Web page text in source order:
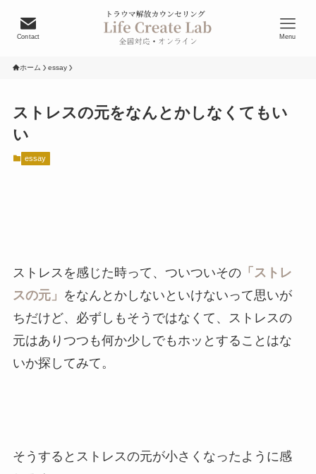
Contact Menu
ホーム essay
ストレスの元をなんとかしなくてもい
い
essay
ストレスを感じた時って、ついついその「ストレ
スの元」 をなんとかしないといけないって思いが
ちだけど、必ずしもそうではなくて、ストレスの
元はありつつも何か少しでもホッとすることはな
いか探してみて。
そうするとストレスの元が小さくなったように感